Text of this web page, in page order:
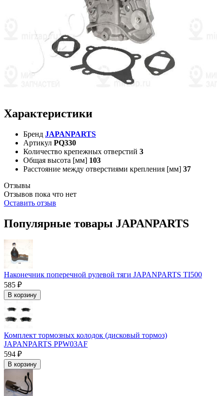
Характеристики
Бренд JAPANPARTS
Артикул PQ330
Количество крепежных отверстий 3
Общая высота [мм] 103
Расстояние между отверстиями крепления [мм] 37
Отзывы
Отзывов пока что нет
Оставить отзыв
Популярные товары JAPANPARTS
Наконечник поперечной рулевой тяги JAPANPARTS TI500
585 ₽
В корзину
Комплект тормозных колодок (дисковый тормоз)
JAPANPARTS PPW03AF
594 ₽
В корзину